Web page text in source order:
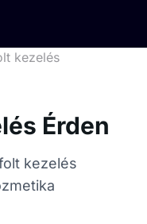
kezelés
Érden
kezelés